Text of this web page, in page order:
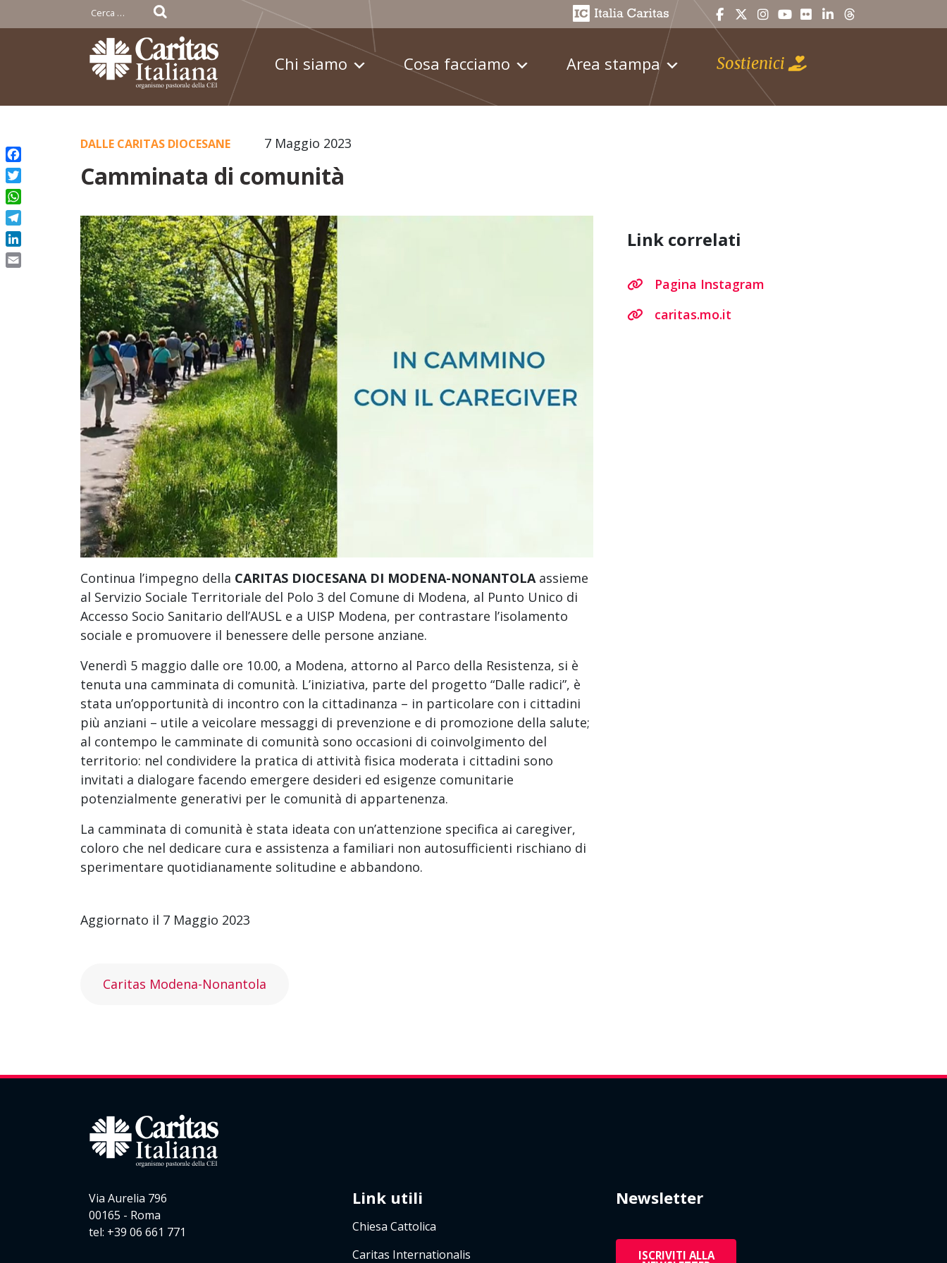
Skip
to
content
Ricerca
per:
Chi siamo Cosa facciamo Area stampa Sostienici
7 Maggio 2023
DALLE CARITAS DIOCESANE
Camminata di comunità
Continua l’impegno della CARITAS DIOCESANA DI MODENA-NONANTOLAassieme
al Servizio Sociale Territoriale del Polo 3 del Comune di Modena, al Punto Unico di
Accesso Socio Sanitario dell’AUSL e a UISP Modena, per contrastare l’isolamento
sociale e promuovere il benessere delle persone anziane.
Venerdì 5 maggio dalle ore 10.00, a Modena, attorno al Parco della Resistenza, si è
tenuta una camminata di comunità. L’iniziativa, parte del progetto “Dalle radici”, è
stata un’opportunità di incontro con la cittadinanza – in particolare con i cittadini
più anziani – utile a veicolare messaggi di prevenzione e di promozione della salute;
al contempo le camminate di comunità sono occasioni di coinvolgimento del
territorio: nel condividere la pratica di attività fisica moderata i cittadini sono
invitati a dialogare facendo emergere desideri ed esigenze comunitarie
potenzialmente generativi per le comunità di appartenenza.
La camminata di comunità è stata ideata con un’attenzione specifica ai caregiver,
coloro che nel dedicare cura e assistenza a familiari non autosufficienti rischiano di
sperimentare quotidianamente solitudine e abbandono.
Aggiornato il 7 Maggio 2023
Caritas Modena-Nonantola
Link correlati
Pagina Instagram
caritas.mo.it
Via Aurelia 796
00165 - Roma
tel: +39 06 661 771
Link utili
Chiesa Cattolica
Caritas Internationalis
Newsletter
ISCRIVITI ALLA
Facebook
Twitter
WhatsApp
Telegram
LinkedIn